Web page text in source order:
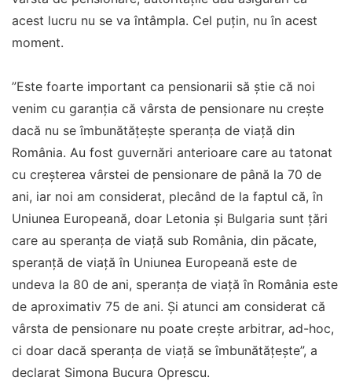
acest lucru nu se va întâmpla. Cel puțin, nu în acest
moment.
”Este foarte important ca pensionarii să știe că noi
venim cu garanția că vârsta de pensionare nu crește
dacă nu se îmbunătățește speranța de viață din
România. Au fost guvernări anterioare care au tatonat
cu creșterea vârstei de pensionare de până la 70 de
ani, iar noi am considerat, plecând de la faptul că, în
Uniunea Europeană, doar Letonia și Bulgaria sunt țări
care au speranța de viață sub România, din păcate,
speranță de viață în Uniunea Europeană este de
undeva la 80 de ani, speranța de viață în România este
de aproximativ 75 de ani. Și atunci am considerat că
vârsta de pensionare nu poate crește arbitrar, ad-hoc,
ci doar dacă speranța de viață se îmbunătățește”, a
declarat Simona Bucura Oprescu.